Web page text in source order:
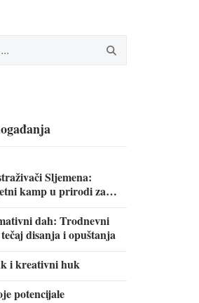
Sljemena:
kamp u prirodi za
dah: Trodnevni
disanja i opuštanja
i kreativni huk
potencijale